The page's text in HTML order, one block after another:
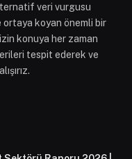
veri vurgusu
ortaya koyan önemli bir
konuya her zaman
tespit ederek ve